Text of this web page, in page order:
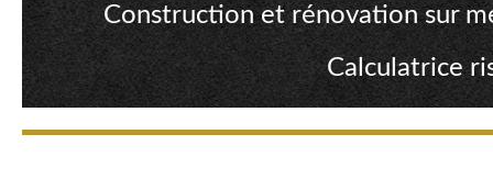
Construction et rénovation sur
Calculatrice